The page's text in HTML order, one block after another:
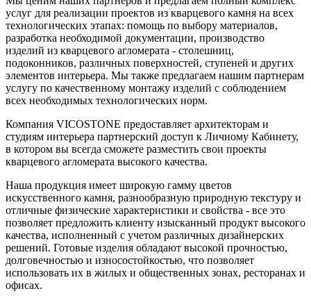
услуг для реализации проектов из кварцевого камня на всех
технологических этапах: помощь по выбору материалов,
разработка необходимой документации, производство
изделий из кварцевого агломерата - столешниц,
подоконников, различных поверхностей, ступеней и других
элементов интерьера. Мы также предлагаем нашим партнерам
услугу по качественному монтажу изделий с соблюдением
всех необходимых технологических норм.
Компания VICOSTONE предоставляет архитекторам и
студиям интерьера партнерский доступ к Личному Кабинету,
в котором вы всегда сможете разместить свои проекты
кварцевого агломерата высокого качества.
Наша продукция имеет широкую гамму цветов
искусственного камня, разнообразную природную текстуру и
отличные физические характеристики и свойства - все это
позволяет предложить клиенту изысканный продукт высокого
качества, исполненный с учетом различных дизайнерских
решений. Готовые изделия обладают высокой прочностью,
долговечностью и износостойкостью, что позволяет
использовать их в жилых и общественных зонах, ресторанах и
офисах.